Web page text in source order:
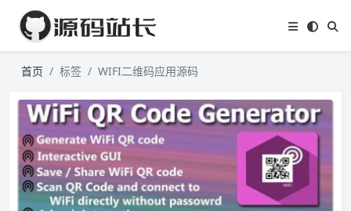
首页 标签 WIFI二维码应用源码